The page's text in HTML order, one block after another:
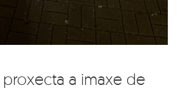
a imaxe de